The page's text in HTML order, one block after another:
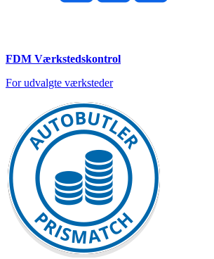
FDM Værkstedskontrol
For udvalgte værksteder